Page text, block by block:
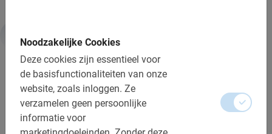
Noodzakelijke Cookies
Deze cookies zijn essentieel voor
de basisfunctionaliteiten van onze
website, zoals inloggen. Ze
verzamelen geen persoonlijke
informatie voor
Informatie
Handig om te weten:
Reserveren is verplicht